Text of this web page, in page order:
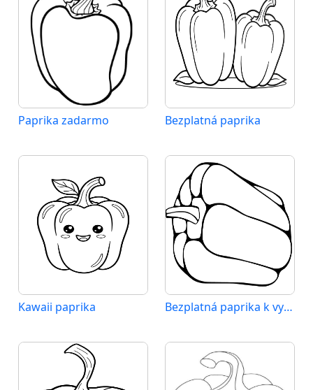
Paprika zadarmo Bezplatná paprika
Kawaii paprika Bezplatná paprika k vytisknutí